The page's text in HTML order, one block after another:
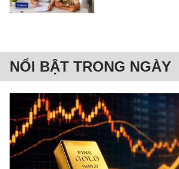
NỔI BẬT TRONG NGÀY